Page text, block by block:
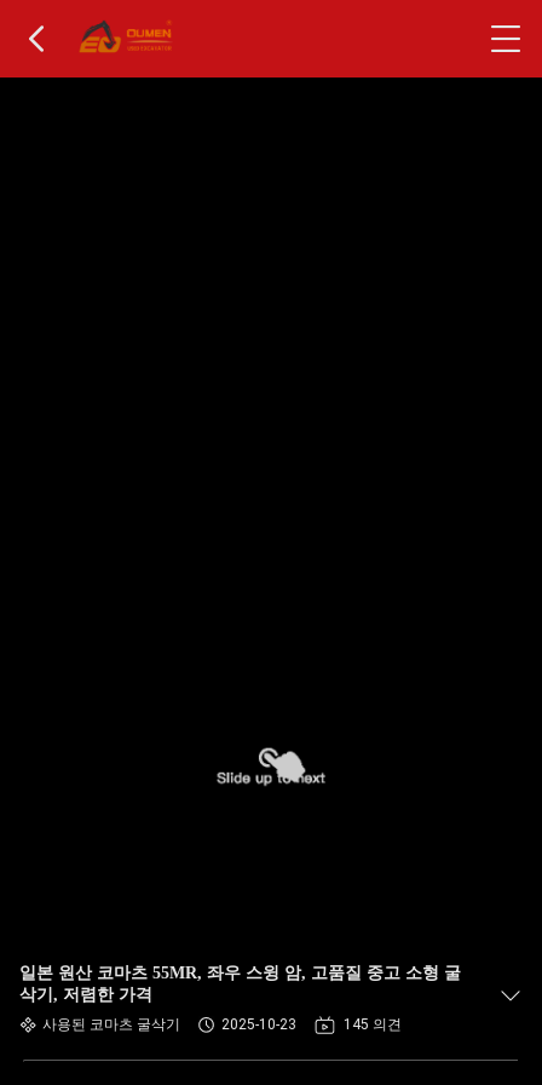
일본 원산 코마츠 55MR, 좌우 스윙 암, 고품질 중고 소형 굴
삭기, 저렴한 가격
사용된 코마츠 굴삭기 2025-10-23 145 의견